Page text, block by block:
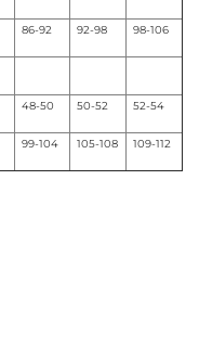
86-92 92-98 98-106
48-50 50-52 52-54
99-104 105-108 109-112